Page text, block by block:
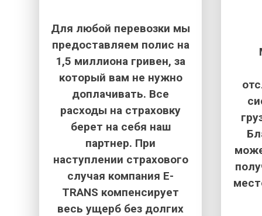
Для любой перевозки мы
предоставляем полис на
1,5 миллиона гривен, за
который вам не нужно
доплачивать. Все
расходы на страховку
берет на себя наш
партнер. При
наступлении страхового
случая компания E-
TRANS компенсирует
весь ущерб без долгих